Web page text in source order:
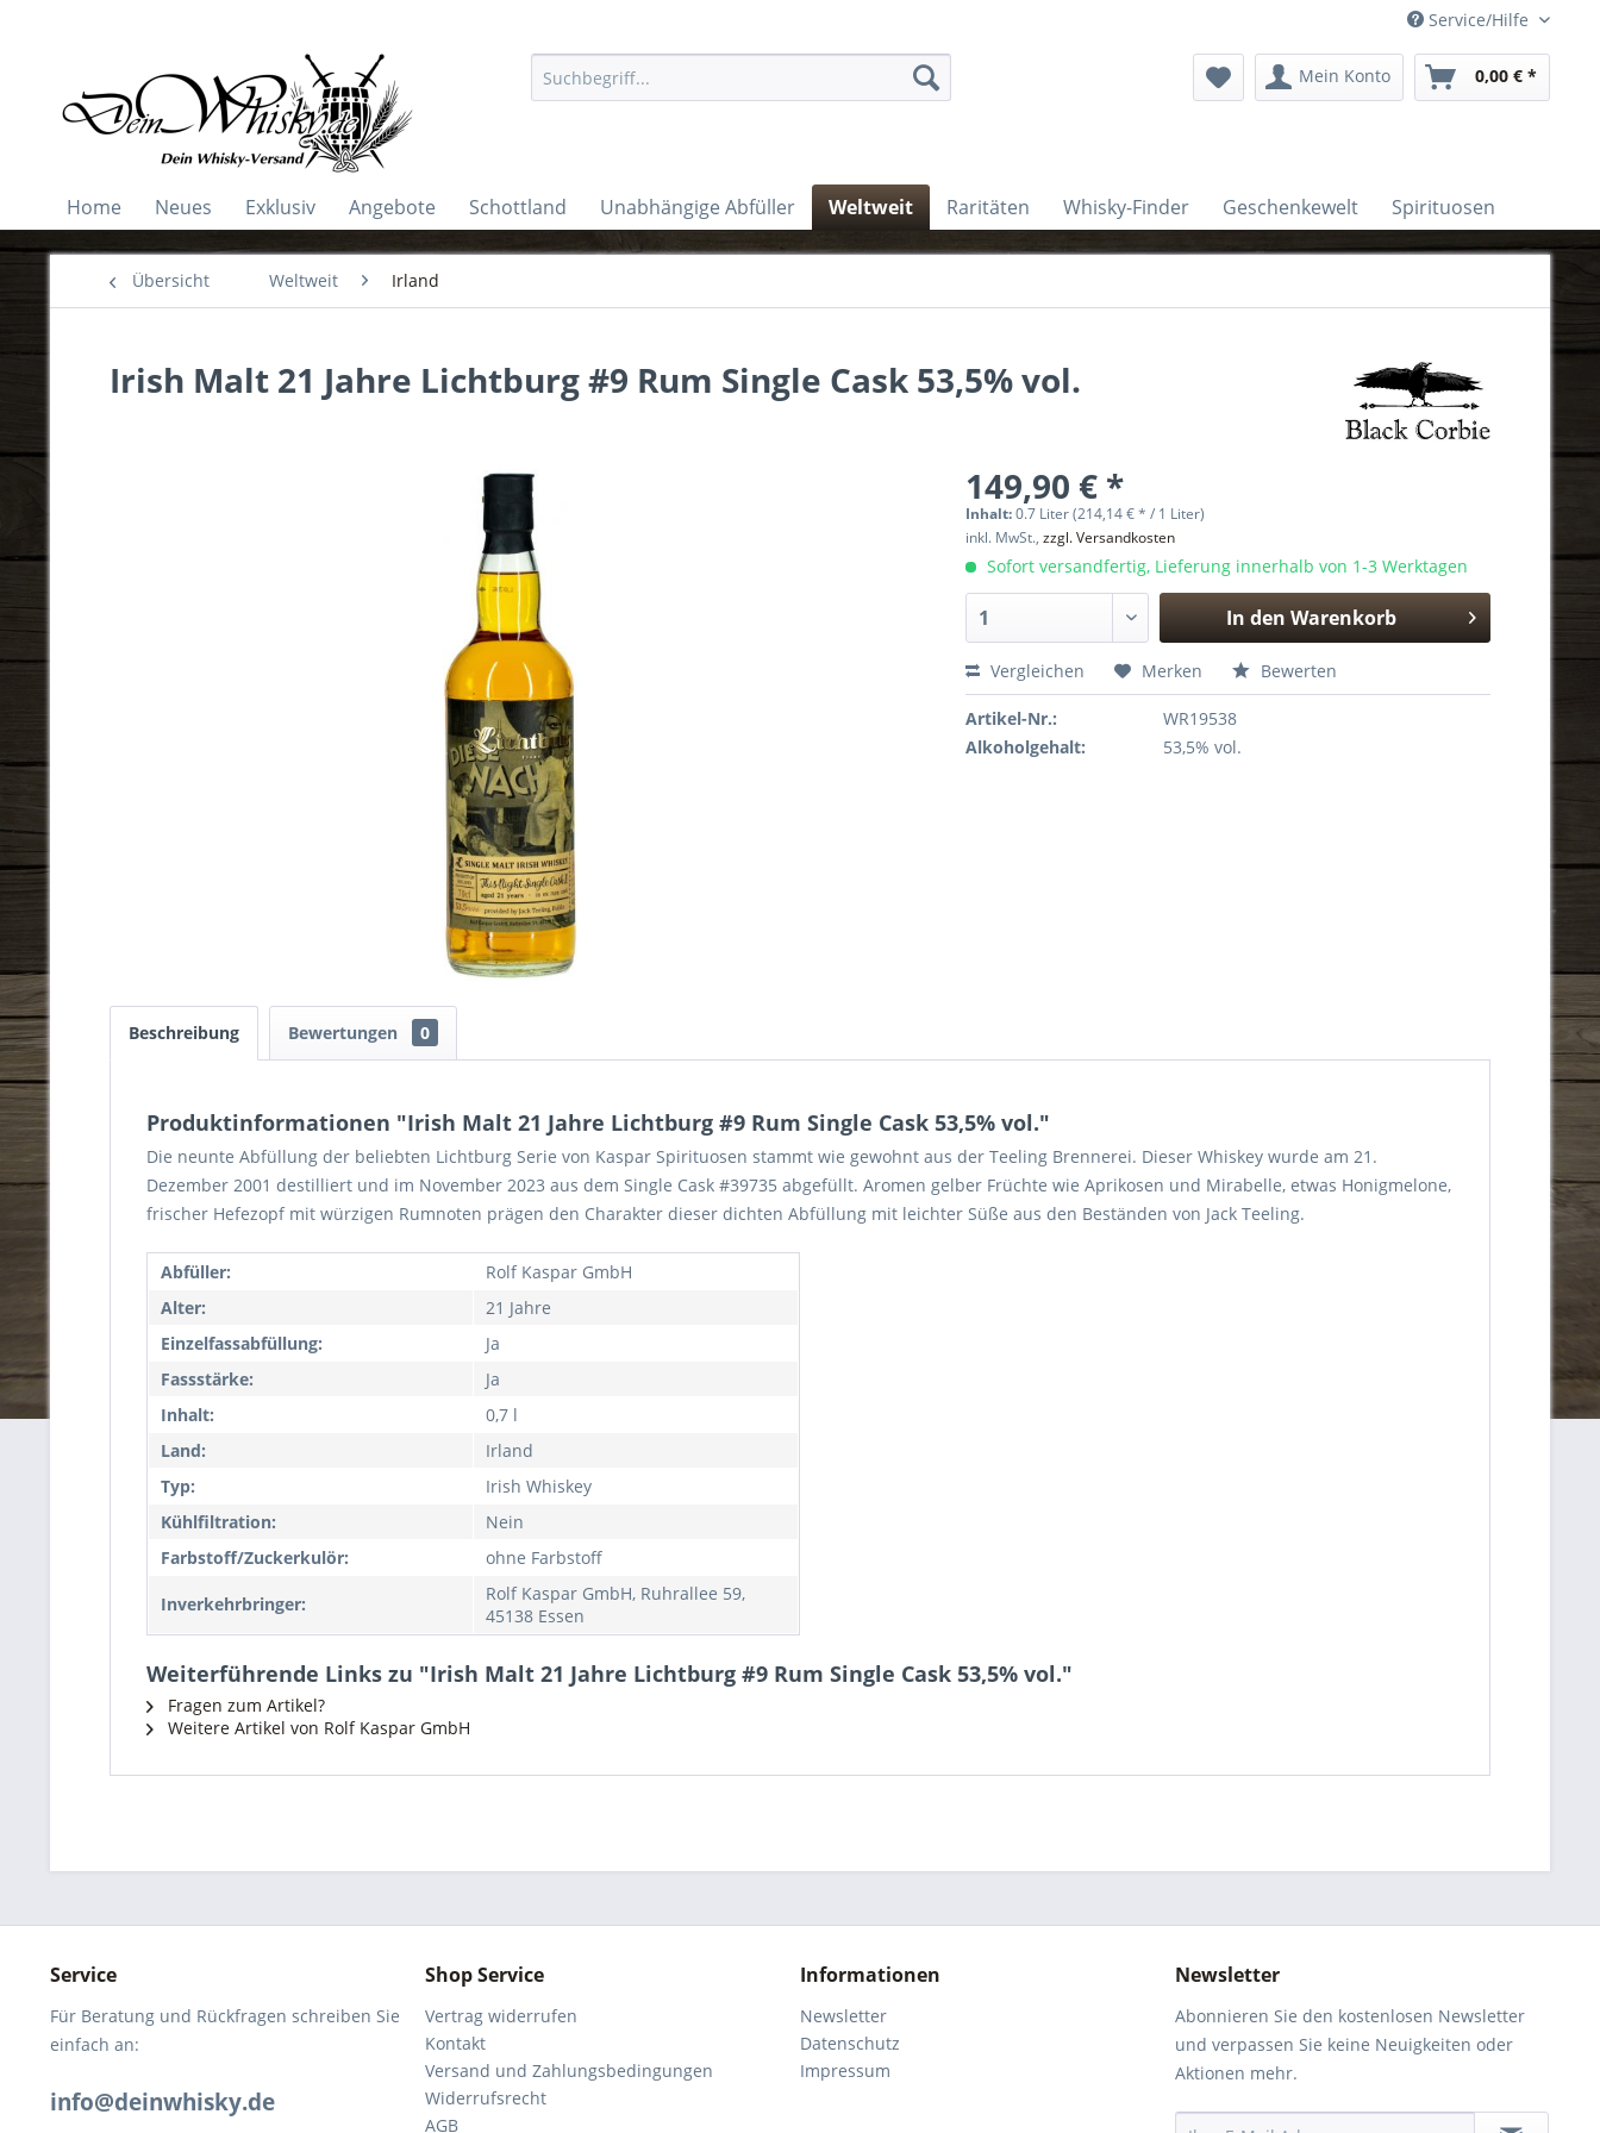
Service/Hilfe
Mein Konto 0,00 € *
Home Neues Exklusiv Angebote Schottland Unabhängige Abfüller Weltweit Raritäten Whisky-Finder Geschenkewelt Spirituosen
Übersicht Weltweit Irland
Irish Malt 21 Jahre Lichtburg #9 Rum Single Cask 53,5% vol.
149,90 € *
Inhalt:0.7 Liter (214,14 € * / 1 Liter)
inkl. MwSt.,zzgl. Versandkosten
Sofort versandfertig, Lieferung innerhalb von 1-3 Werktagen
In den Warenkorb
Hinzugefügt
Vergleichen Merken Bewerten
Artikel-Nr.:
WR19538
Alkoholgehalt:
53,5% vol.
Beschreibung Bewertungen 0
Produktinformationen "Irish Malt 21 Jahre Lichtburg #9 Rum Single Cask 53,5% vol."
Die neunte Abfüllung der beliebten Lichtburg Serie von Kaspar Spirituosen stammt wie gewohnt aus der Teeling Brennerei. Dieser Whiskey wurde am 21.
Dezember 2001 destilliert und im November 2023 aus dem Single Cask #39735 abgefüllt. Aromen gelber Früchte wie Aprikosen und Mirabelle, etwas Honigmelone,
frischer Hefezopf mit würzigen Rumnoten prägen den Charakter dieser dichten Abfüllung mit leichter Süße aus den Beständen von Jack Teeling.
Abfüller:
Rolf Kaspar GmbH
Alter:
21 Jahre
Einzelfassabfüllung:
Ja
Fassstärke:
Ja
Inhalt:
0,7 l
Land:
Irland
Typ:
Irish Whiskey
Kühlfiltration:
Nein
Farbstoff/Zuckerkulör:
ohne Farbstoff
Inverkehrbringer:
Rolf Kaspar GmbH, Ruhrallee 59,
45138 Essen
Weiterführende Links zu "Irish Malt 21 Jahre Lichtburg #9 Rum Single Cask 53,5% vol."
Fragen zum Artikel?
Weitere Artikel von Rolf Kaspar GmbH
Service
Für Beratung und Rückfragen schreiben Sie
einfach an:
info@deinwhisky.de
Shop Service
Vertrag widerrufen
Kontakt
Versand und Zahlungsbedingungen
Widerrufsrecht
AGB
Informationen
Newsletter
Datenschutz
Impressum
Newsletter
Abonnieren Sie den kostenlosen Newsletter
und verpassen Sie keine Neuigkeiten oder
Aktionen mehr.